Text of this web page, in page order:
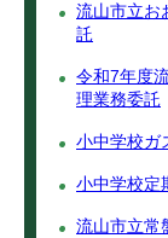
流山市立お
託
令和7年度
理業務委託
小中学校ガ
小中学校定
流山市立常